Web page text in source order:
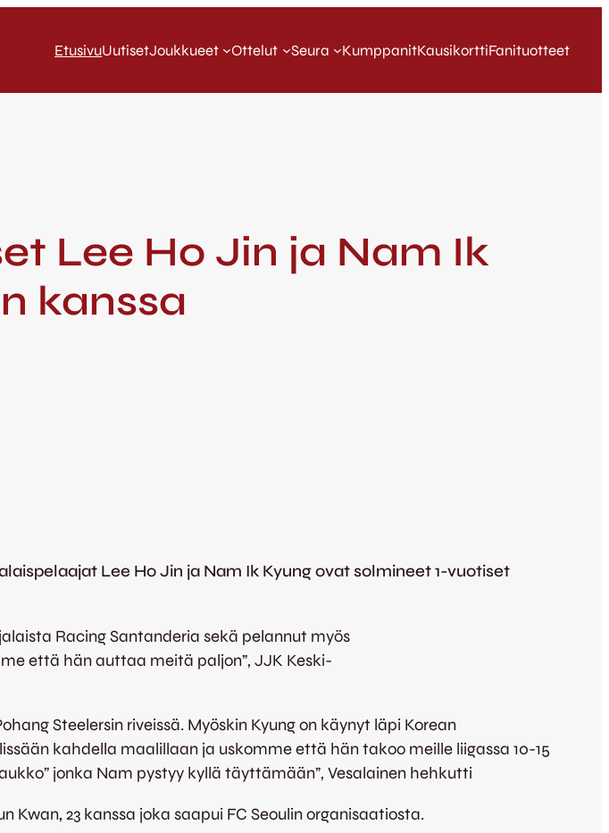
EtusivuUutisetJoukkueet Ottelut Seura KumppanitKausikorttiFanituotteet
Lee Ho Jin ja Nam Ik
kanssa
Lee Ho Jin ja Nam Ik Kyung ovat solmineet 1-vuotiset
Racing Santanderia sekä pelannut myös
että hän auttaa meitä paljon”, JJK Keski-
Steelersin riveissä. Myöskin Kyung on käynyt läpi Korean
kahdella maalillaan ja uskomme että hän takoo meille liigassa 10-15
jonka Nam pystyy kyllä täyttämään”, Vesalainen hehkutti
Kwan, 23 kanssa joka saapui FC Seoulin organisaatiosta.